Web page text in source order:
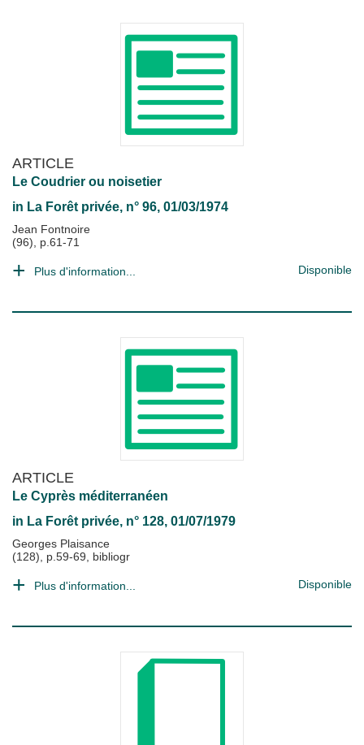
ARTICLE
Le Coudrier ou noisetier
in La Forêt privée, n° 96, 01/03/1974
Jean Fontnoire
(96), p.61-71
Plus d'information... Disponible
ARTICLE
Le Cyprès méditerranéen
in La Forêt privée, n° 128, 01/07/1979
Georges Plaisance
(128), p.59-69, bibliogr
Plus d'information... Disponible